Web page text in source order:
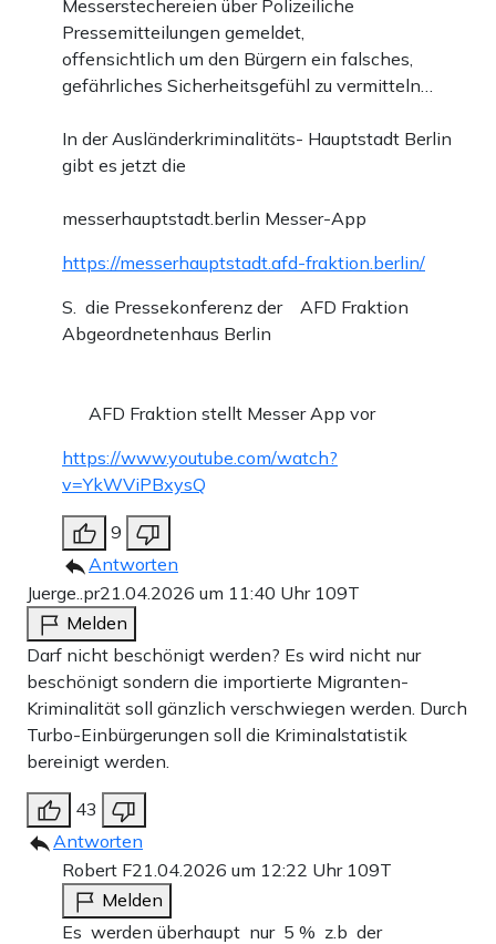
Messerstechereien über Polizeiliche
Pressemitteilungen gemeldet,
offensichtlich um den Bürgern ein falsches,
gefährliches Sicherheitsgefühl zu vermitteln…
In der Ausländerkriminalitäts- Hauptstadt Berlin
gibt es jetzt die
messerhauptstadt.berlin Messer-App
https://messerhauptstadt.afd-fraktion.berlin/
S. die Pressekonferenz der AFD Fraktion
Abgeordnetenhaus Berlin
AFD Fraktion stellt Messer App vor
https://www.youtube.com/watch?
v=YkWViPBxysQ
9
Antworten
Juerge..pr21.04.2026 um 11:40 Uhr 109T
Melden
Darf nicht beschönigt werden? Es wird nicht nur
beschönigt sondern die importierte Migranten-
Kriminalität soll gänzlich verschwiegen werden. Durch
Turbo-Einbürgerungen soll die Kriminalstatistik
bereinigt werden.
43
Antworten
Robert F21.04.2026 um 12:22 Uhr 109T
Melden
Es werden überhaupt nur 5 % z.b der